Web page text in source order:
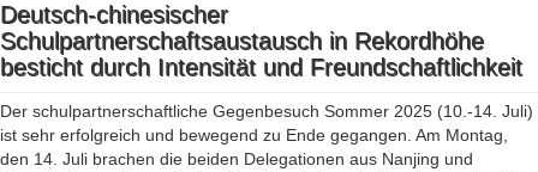
Deutsch-chinesischer
Schulpartnerschaftsaustausch in Rekordhöhe
besticht durch Intensität und Freundschaftlichkeit
Der schulpartnerschaftliche Gegenbesuch Sommer 2025 (10.-14. Juli)
ist sehr erfolgreich und bewegend zu Ende gegangen. Am Montag,
den 14. Juli brachen die beiden Delegationen aus Nanjing und